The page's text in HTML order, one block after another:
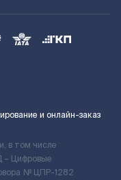
и онлайн-заказ
в том числе
– Цифровые
№ ЦПР-1282